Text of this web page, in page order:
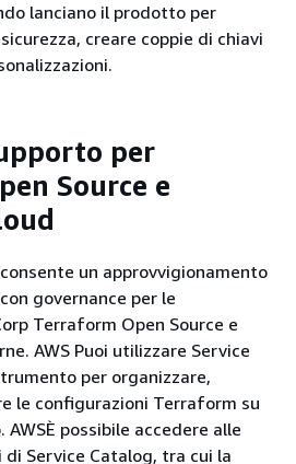
lanciano il prodotto per
creare coppie di chiavi
per
Source e
un approvvigionamento
governance per le
Terraform Open Source e
AWS Puoi utilizzare Service
per organizzare,
le configurazioni Terraform su
possibile accedere alle
Service Catalog, tra cui la